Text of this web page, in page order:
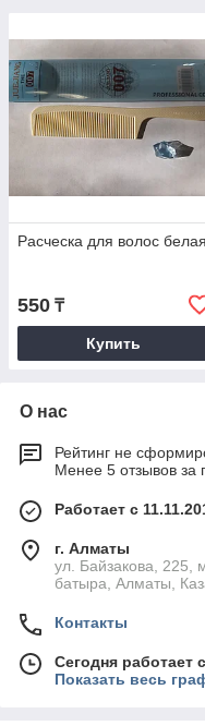
Расческа для волос белая
550 ₸
Купить
О нас
Рейтинг не
Менее 5 отзывов за
Работает с
г. Алматы
ул. Байзакова, 225,
батыра, Алматы,
Контакты
Сегодня работает
Показать весь